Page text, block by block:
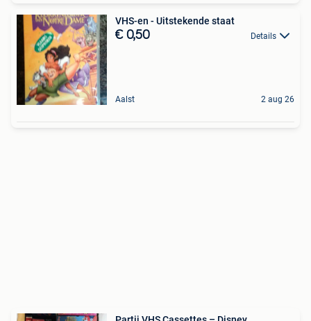
VHS-en - Uitstekende staat
€ 0,50 Details
Aalst 2 aug 26